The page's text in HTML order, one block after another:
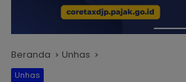
Beranda Unhas
Unhas